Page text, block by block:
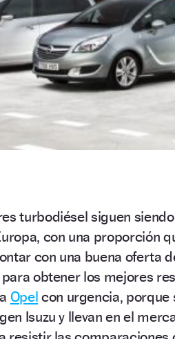
turbodiésel siguen
con una proporción
con una buena oferta
obtener los mejores
Opel con urgencia, porque
Isuzu y llevan en el